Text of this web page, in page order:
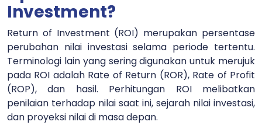
Investment?
Return of Investment (ROI) merupakan persentase
perubahan nilai investasi selama periode tertentu.
Terminologi lain yang sering digunakan untuk merujuk
pada ROI adalah Rate of Return (ROR), Rate of Profit
(ROP), dan hasil. Perhitungan ROI melibatkan
penilaian terhadap nilai saat ini, sejarah nilai investasi,
dan proyeksi nilai di masa depan.